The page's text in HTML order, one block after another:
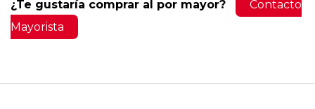
¿Te gustaría comprar al por mayor?
Contacto
Mayorista